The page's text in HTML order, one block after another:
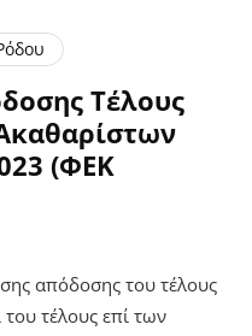
Τέλους
(ΦΕΚ
απόδοσης του τέλους
τέλους επί των